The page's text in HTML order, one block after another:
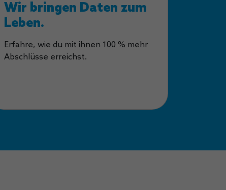
Wir bringen Daten zum
Leben.
Erfahre, wie du mit ihnen 100 % mehr
Abschlüsse erreichst.